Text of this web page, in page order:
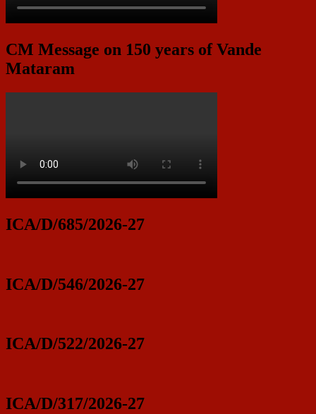
CM Message on 150 years of Vande
Mataram
ICA/D/685/2026-27
ICA/D/546/2026-27
ICA/D/522/2026-27
ICA/D/317/2026-27